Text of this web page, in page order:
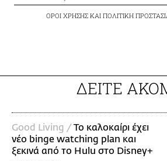
ΟΡΟΙ ΧΡΗΣΗΣΚΑΙ ΠΟΛΙΤΙΚΗ
ΔΕΙΤΕ
Good Living /Το καλοκαίρι έχει
νέο binge watching plan και
ξεκινά από το Hulu στο Disney+